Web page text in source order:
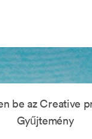
be az Creative
Gyűjtemény